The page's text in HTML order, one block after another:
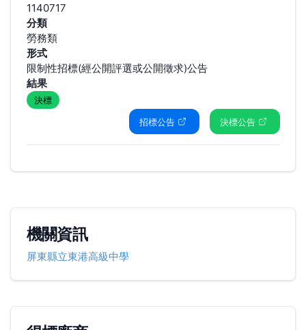
1140717
分類
勞務類
形式
限制性招標(經公開評選或公開徵求)公告
結果
決標
招標公告
決標公告
機關資訊
屏東縣立東港高級中學